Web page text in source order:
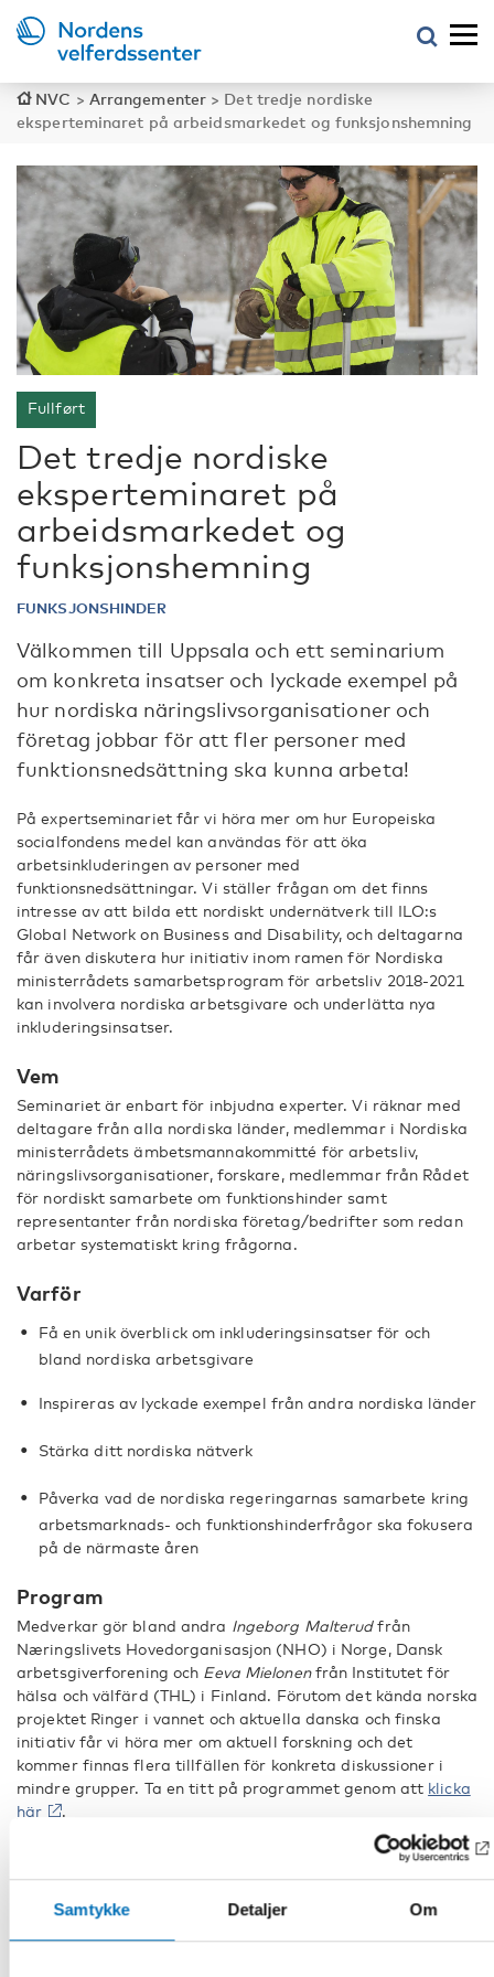
Samtykke Detaljer Om
NVC > Arrangementer > Det tredje nordiske
eksperteminaret på arbeidsmarkedet og funksjonshemning
Fullført
Det tredje nordiske
eksperteminaret på
arbeidsmarkedet og
funksjonshemning
FUNKSJONSHINDER
Välkommen till Uppsala och ett seminarium
om konkreta insatser och lyckade exempel på
hur nordiska näringslivsorganisationer och
företag jobbar för att fler personer med
funktionsnedsättning ska kunna arbeta!
På expertseminariet får vi höra mer om hur Europeiska
socialfondens medel kan användas för att öka
arbetsinkluderingen av personer med
funktionsnedsättningar. Vi ställer frågan om det finns
intresse av att bilda ett nordiskt undernätverk till ILO:s
Global Network on Business and Disability, och deltagarna
får även diskutera hur initiativ inom ramen för Nordiska
ministerrådets samarbetsprogram för arbetsliv 2018-2021
kan involvera nordiska arbetsgivare och underlätta nya
inkluderingsinsatser.
Vem
Seminariet är enbart för inbjudna experter. Vi räknar med
deltagare från alla nordiska länder, medlemmar i Nordiska
ministerrådets ämbetsmannakommitté för arbetsliv,
näringslivsorganisationer, forskare, medlemmar från Rådet
för nordiskt samarbete om funktionshinder samt
representanter från nordiska företag/bedrifter som redan
arbetar systematiskt kring frågorna.
Varför
Få en unik överblick om inkluderingsinsatser för och
bland nordiska arbetsgivare
Inspireras av lyckade exempel från andra nordiska länder
Stärka ditt nordiska nätverk
Påverka vad de nordiska regeringarnas samarbete kring
arbetsmarknads- och funktionshinderfrågor ska fokusera
på de närmaste åren
Program
Medverkar gör bland andra Ingeborg Malterudfrån
Næringslivets Hovedorganisasjon (NHO) i Norge, Dansk
arbetsgiverforening och Eeva Mielonenfrån Institutet för
hälsa och välfärd (THL) i Finland. Förutom det kända norska
projektet Ringer i vannet och aktuella danska och finska
initiativ får vi höra mer om aktuell forskning och det
kommer finnas flera tillfällen för konkreta diskussioner i
mindre grupper. Ta en titt på programmet genom att klicka
här
.
Handlingsplan för nordiskt samarbete om
funktionshinder